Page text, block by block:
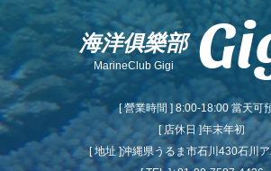
海洋俱樂部
MarineClub Gigi
[ 營業時間 ] 8:00-18:00 當天可
[ 店休日 ]年末年初
[ 地址 ]沖縄県うるま市石川430石川